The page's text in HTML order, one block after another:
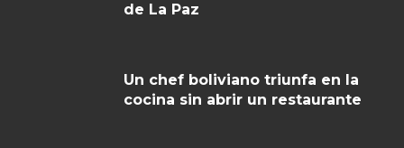
de La Paz
Un chef boliviano triunfa en la
cocina sin abrir un restaurante